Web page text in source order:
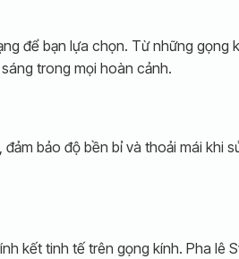
để bạn lựa chọn. Từ những
trong mọi hoàn cảnh.
bảo độ bền bỉ và thoải mái khi
kết tinh tế trên gọng kính. Pha lê